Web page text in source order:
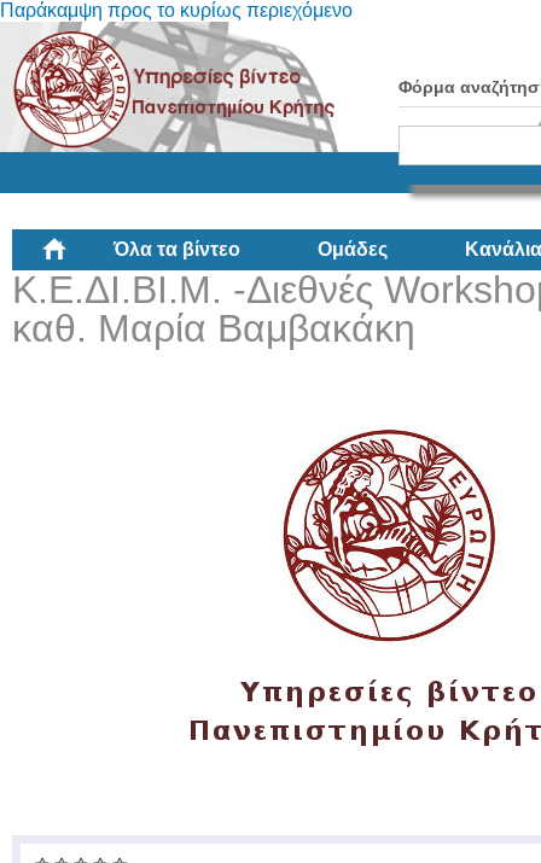
Παράκαμψη προς το κυρίως περιεχόμενο
Φόρμα
Όλα τα βίντεο Ομάδες Κανάλια
Κ.Ε.ΔΙ.ΒΙ.Μ. -Διεθνές
καθ. Μαρία Βαμβακάκη